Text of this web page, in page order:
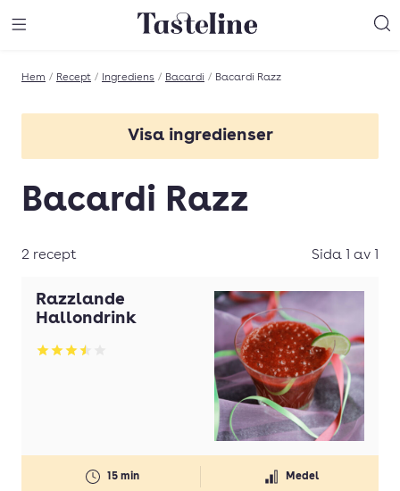
Till Tastelines startsida
Hem / Recept / Ingrediens / Bacardi / Bacardi Razz
Visa ingredienser
Bacardi Apple
Bacardi Razz
Bacardi Razz
2 recept Sida 1 av 1
Razzlande
Hallondrink
Betyg: 3.5 av 5
15 min Medel